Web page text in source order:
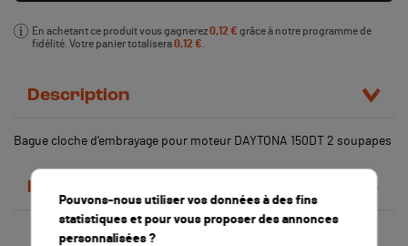
En achetant ce produit vous gagnerez0,12 € grâce à notre programme de
fidélité. Votre panier totalisera0,12 €
Description
Bague cloche d'embrayage pour moteur DAYTONA 150DT 2 soupapes
Pouvons-nous utiliser vos données à des fins
statistiques et pour vous proposer des annonces
personnalisées ?